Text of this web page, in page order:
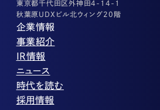
東京都千代田区外神田4-14-1
秋葉原UDXビル北ウィング20階
企業情報
代表メッセージ
企業理念
会社概要
役員紹介
沿革
コーポレートガバナンス
事業紹介
ストレージ事業
パートナー制度
ストレージライフ
土地権利整備事業
オフィス事業
アセット事業
IR情報
IRカレンダー
中期経営計画
事業等のリスク
ニュース
PR
IR
時代を読む
投稿一覧
採用情報